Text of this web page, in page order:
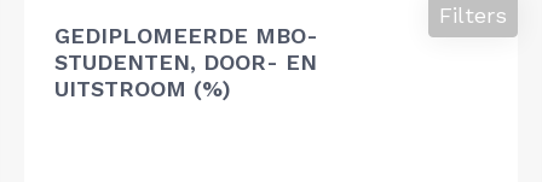
GEDIPLOMEERDE MBO-
STUDENTEN, DOOR- EN
UITSTROOM (%)
Filters